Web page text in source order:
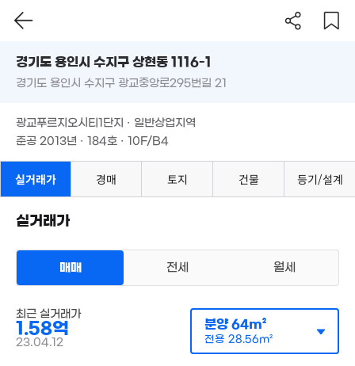
경매
3억
155m²
매매 1억 3800만원
전용25m²
필터 매물 탐색
경기도 용인시 수지구 상현동 1116-1
준공 2013년 · 184호 · 10F/B4
경기도 용인시 수지구 상현동 1116-1
경기도 용인시 수지구 광교중앙로295번길 21
광교푸르지오시티1단지 · 일반상업지역
준공 2013년 · 184호 · 10F/B4
실거래가 경매 토지 건물 등기/설계
실거래가
매매 전세 월세
최근 실거래가
1.58억
23.04.12
분양64m²
전용 28.56m²